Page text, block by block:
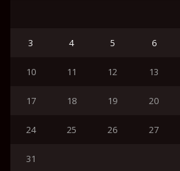
3 4 5 6
10 11 12 13
17 18 19 20
24 25 26 27
31